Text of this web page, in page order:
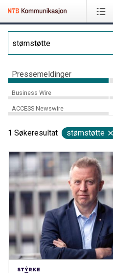
Pressemeldinger
Business Wire
ACCESS Newswire
1 Søkeresultat stømstøtte